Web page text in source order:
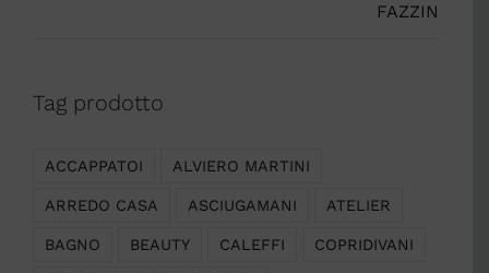
Tag prodotto
ACCAPPATOI ALVIERO MARTINI
ARREDO CASA ASCIUGAMANI ATELIER
BAGNO BEAUTY CALEFFI COPRIDIVANI